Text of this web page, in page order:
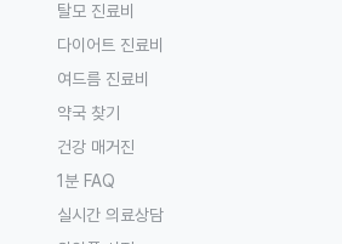
탈모 진료비
다이어트 진료비
여드름 진료비
약국 찾기
건강 매거진
1분 FAQ
실시간 의료상담